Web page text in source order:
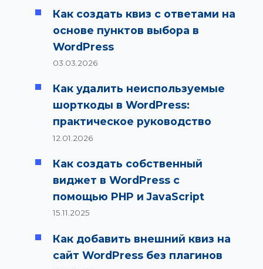
Как создать квиз с ответами на
основе пунктов выбора в
WordPress
03.03.2026
Как удалить неиспользуемые
шорткоды в WordPress:
практическое руководство
12.01.2026
Как создать собственный
виджет в WordPress с
помощью PHP и JavaScript
15.11.2025
Как добавить внешний квиз на
сайт WordPress без плагинов